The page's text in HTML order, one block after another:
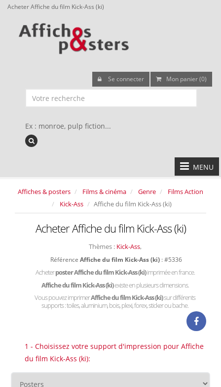
Acheter Affiche du film Kick-Ass (ki)
Se connecter Mon panier (0)
Ex : monroe, pulp fiction...
MENU
Affiches & posters Films & cinéma Genre
Films Action
Kick-Ass
Affiche du film Kick-Ass (ki)
Acheter Affiche du film Kick-Ass (ki)
Thèmes : Kick-Ass,
Référence Affiche du film Kick-Ass (ki) : #5336
Acheterposter Affiche du film Kick-Ass (ki)imprimée en france.
Affiche du film Kick-Ass (ki)existe en plusieurs dimensions.
Vous pouvez imprimerAffiche du film Kick-Ass (ki)sur différents
supports : toiles, aluminium, bois, plexi, forex, sticker ou bache.
1 - Choisissez votre support d'impression pour Affiche
du film Kick-Ass (ki):